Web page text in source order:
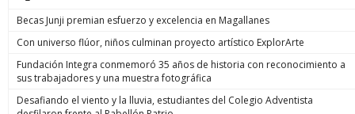
Becas Junji premian esfuerzo y excelencia en Magallanes
Con universo flúor, niños culminan proyecto artístico ExplorArte
Fundación Integra conmemoró 35 años de historia con reconocimiento a
sus trabajadores y una muestra fotográfica
Desafiando el viento y la lluvia, estudiantes del Colegio Adventista